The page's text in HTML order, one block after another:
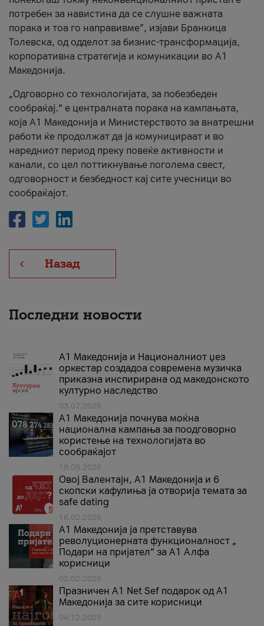
потребен за навистина да се слушне важната
порака и тоа го направивме”, изјави Бранкица
Толевска, од одделот за бизнис-трансформација,
корпоративна стратегија и комуникации во А1
Македонија.
„Одговорно со технологијата, за побезбеден
сообраќај.“ е централната порака на кампањата,
која A1 Македонија и Министерството за внатрешни
работи ќе продолжат да ја комуницираат и во
наредниот период преку повеќе активности и
канали, со цел поттикнување поголема свест,
одговорност и безбедност кај сите учесници во
сообраќајот.
Назад
Последни новости
А1 Македонија и Националниот џез
оркестар создадоа современа музичка
приказна инспирирана од македонското
културно наследство
03.07.2026
A1 Македонија почнува моќна
национална кампања за поодговорно
користење на технологијата во
сообраќајот
18.05.2026
Овој Валентајн, A1 Македонија и 6
скопски кафулиња ја отворија темата за
safe dating
16.02.2026
А1 Македонија ја претставува
револуционерната функционалност „
Подари на пријател“ за А1 Алфа
корисници
02.02.2026
Празничен A1 Net Sеf подарок од А1
Македонија за сите корисници
04.12.2025